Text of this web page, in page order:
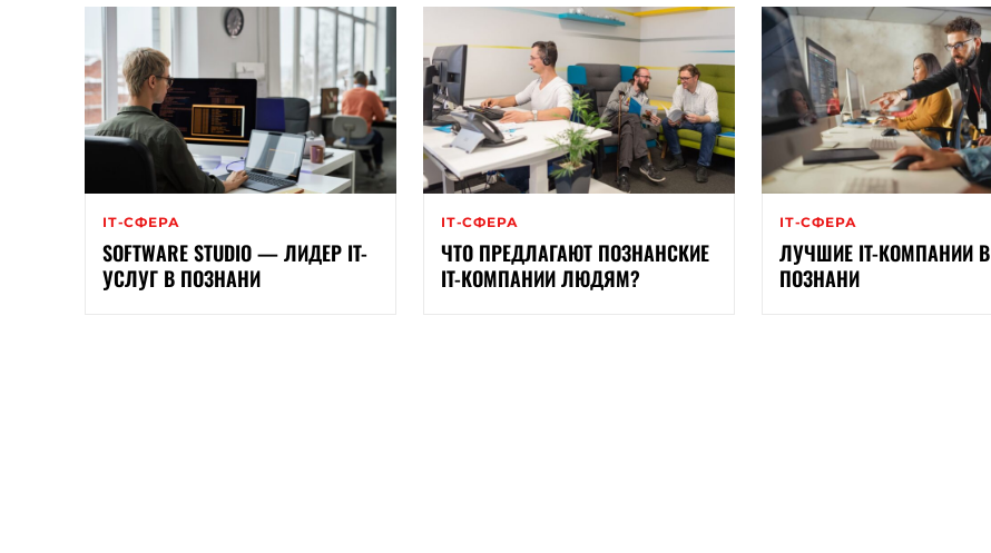
ІТ-СФЕРА
SOFTWARE STUDIO — ЛИДЕР IT-
УСЛУГ В ПОЗНАНИ
ІТ-СФЕРА
ЧТО ПРЕДЛАГАЮТ ПОЗНАНСКИЕ
IT-КОМПАНИИ ЛЮДЯМ?
ІТ-СФЕРА
ЛУЧШИЕ IT-КОМПАНИИ В
ПОЗНАНИ